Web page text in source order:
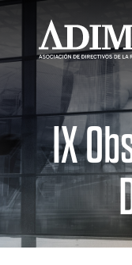
IX